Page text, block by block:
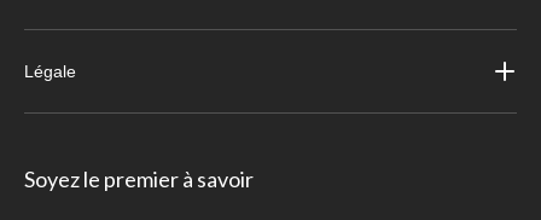
Légale
Soyez le premier à savoir